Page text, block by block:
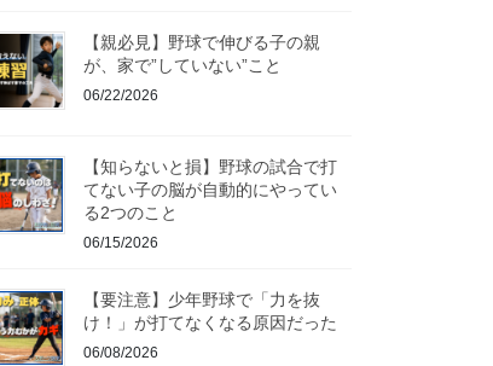
【親必見】野球で伸びる子の親
が、家で”していない”こと
06/22/2026
【知らないと損】野球の試合で打
てない子の脳が自動的にやってい
る2つのこと
06/15/2026
【要注意】少年野球で「力を抜
け！」が打てなくなる原因だった
06/08/2026